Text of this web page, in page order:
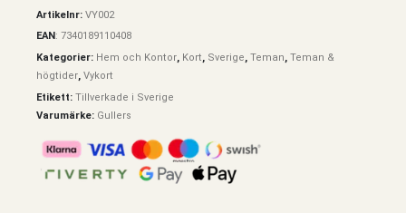
Artikelnr: VY002
EAN : 7340189110408
Kategorier: Hem och Kontor, Kort, Sverige, Teman, Teman &
högtider, Vykort
Etikett: Tillverkade i Sverige
Varumärke: Gullers